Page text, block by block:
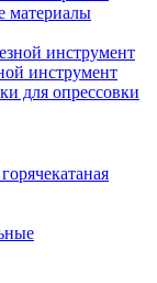
материалы
инструмент
для опрессовки